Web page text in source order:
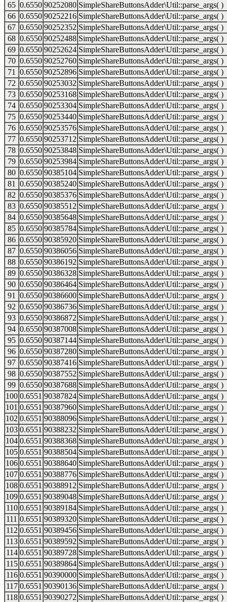
65 0.6550 90252080 SimpleShareButtonsAdder\Util::parse_args( )
66 0.6550 90252216 SimpleShareButtonsAdder\Util::parse_args( )
67 0.6550 90252352 SimpleShareButtonsAdder\Util::parse_args( )
68 0.6550 90252488 SimpleShareButtonsAdder\Util::parse_args( )
69 0.6550 90252624 SimpleShareButtonsAdder\Util::parse_args( )
70 0.6550 90252760 SimpleShareButtonsAdder\Util::parse_args( )
71
0.6550 90252896 SimpleShareButtonsAdder\Util::parse_args( )
72 0.6550 90253032 SimpleShareButtonsAdder\Util::parse_args( )
73 0.6550 90253168 SimpleShareButtonsAdder\Util::parse_args( )
74 0.6550 90253304 SimpleShareButtonsAdder\Util::parse_args( )
75 0.6550 90253440 SimpleShareButtonsAdder\Util::parse_args( )
76 0.6550 90253576 SimpleShareButtonsAdder\Util::parse_args( )
77 0.6550 90253712 SimpleShareButtonsAdder\Util::parse_args( )
78 0.6550 90253848 SimpleShareButtonsAdder\Util::parse_args( )
79 0.6550 90253984 SimpleShareButtonsAdder\Util::parse_args( )
80 0.6550 90385104 SimpleShareButtonsAdder\Util::parse_args( )
81
0.6550 90385240 SimpleShareButtonsAdder\Util::parse_args( )
82 0.6550 90385376 SimpleShareButtonsAdder\Util::parse_args( )
83 0.6550 90385512 SimpleShareButtonsAdder\Util::parse_args( )
84 0.6550 90385648 SimpleShareButtonsAdder\Util::parse_args( )
85 0.6550 90385784 SimpleShareButtonsAdder\Util::parse_args( )
86 0.6550 90385920 SimpleShareButtonsAdder\Util::parse_args( )
87 0.6550 90386056 SimpleShareButtonsAdder\Util::parse_args( )
88 0.6550 90386192 SimpleShareButtonsAdder\Util::parse_args( )
89 0.6550 90386328 SimpleShareButtonsAdder\Util::parse_args( )
90 0.6550 90386464 SimpleShareButtonsAdder\Util::parse_args( )
91
0.6550 90386600 SimpleShareButtonsAdder\Util::parse_args( )
92 0.6550 90386736 SimpleShareButtonsAdder\Util::parse_args( )
93 0.6550 90386872 SimpleShareButtonsAdder\Util::parse_args( )
94 0.6550 90387008 SimpleShareButtonsAdder\Util::parse_args( )
95 0.6550 90387144 SimpleShareButtonsAdder\Util::parse_args( )
96 0.6550 90387280 SimpleShareButtonsAdder\Util::parse_args( )
97 0.6550 90387416 SimpleShareButtonsAdder\Util::parse_args( )
98 0.6550 90387552 SimpleShareButtonsAdder\Util::parse_args( )
99 0.6550 90387688 SimpleShareButtonsAdder\Util::parse_args( )
100 0.6551 90387824 SimpleShareButtonsAdder\Util::parse_args( )
101 0.6551 90387960 SimpleShareButtonsAdder\Util::parse_args( )
102 0.6551 90388096 SimpleShareButtonsAdder\Util::parse_args( )
103 0.6551 90388232 SimpleShareButtonsAdder\Util::parse_args( )
104 0.6551 90388368 SimpleShareButtonsAdder\Util::parse_args( )
105 0.6551 90388504 SimpleShareButtonsAdder\Util::parse_args( )
106 0.6551 90388640 SimpleShareButtonsAdder\Util::parse_args( )
107 0.6551 90388776 SimpleShareButtonsAdder\Util::parse_args( )
108 0.6551 90388912 SimpleShareButtonsAdder\Util::parse_args( )
109 0.6551 90389048 SimpleShareButtonsAdder\Util::parse_args( )
110 0.6551 90389184 SimpleShareButtonsAdder\Util::parse_args( )
111 0.6551 90389320 SimpleShareButtonsAdder\Util::parse_args( )
112 0.6551 90389456 SimpleShareButtonsAdder\Util::parse_args( )
113 0.6551 90389592 SimpleShareButtonsAdder\Util::parse_args( )
114 0.6551 90389728 SimpleShareButtonsAdder\Util::parse_args( )
115 0.6551 90389864 SimpleShareButtonsAdder\Util::parse_args( )
116 0.6551 90390000 SimpleShareButtonsAdder\Util::parse_args( )
117 0.6551 90390136 SimpleShareButtonsAdder\Util::parse_args( )
118 0.6551 90390272 SimpleShareButtonsAdder\Util::parse_args( )